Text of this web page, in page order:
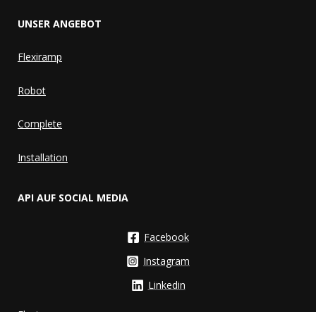
UNSER ANGEBOT
Flexiramp
Robot
Complete
Installation
API AUF SOCIAL MEDIA
Facebook
Instagram
Linkedin